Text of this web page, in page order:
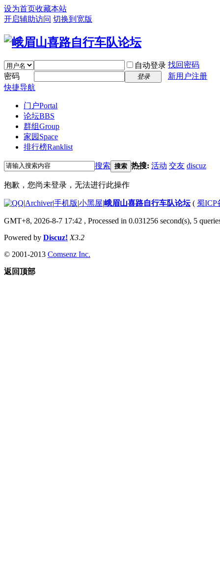
设为首页收藏本站
开启辅助访问 切换到宽版
自动登录 找回密码
密码
登录
新用户注册
快捷导航
门户Portal
论坛BBS
群组Group
家园 Space
排行榜Ranklist
搜索 搜索 热搜: 活动 交友 discuz
抱歉，您尚未登录，无法进行此操作
|Archiver|手机版|小黑屋|峨眉山喜路自行车队论坛( 蜀ICP
GMT+8, 2026-8-7 17:42 , Processed in 0.031256 second(s), 5
Powered by Discuz! X3.2
© 2001-2013 Comsenz Inc.
返回顶部